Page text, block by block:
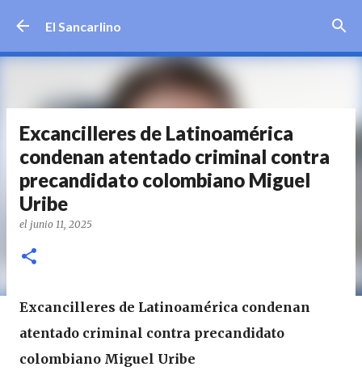
El Sancarlino
Excancilleres de Latinoamérica
condenan atentado criminal contra
precandidato colombiano Miguel
Uribe
el junio 11, 2025
Excancilleres de Latinoamérica condenan
atentado criminal contra precandidato
colombiano Miguel Uribe